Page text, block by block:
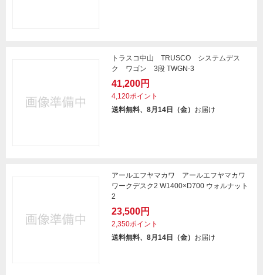
トラスコ中山 TRUSCO システムデス
ク ワゴン 3段 TWGN-3
41,200円
4,120ポイント
送料無料、8月14日（金） お届け
アールエフヤマカワ アールエフヤマカワ
ワークデスク2 W1400×D700 ウォルナット
2
23,500円
2,350ポイント
送料無料、8月14日（金） お届け